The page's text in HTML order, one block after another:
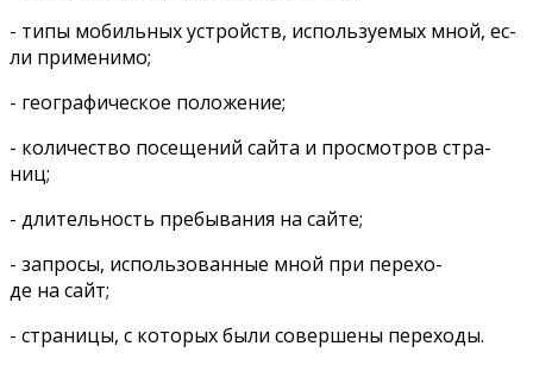
- ти­пы мо­биль­ных устройств, ис­поль­зу­е­мых мной, ес­
ли при­ме­ни­мо;
- гео­гра­фи­че­ское по­ло­же­ние;
- ко­ли­че­ство по­се­ще­ний сай­та и про­смот­ров стра­
ниц;
- дли­тель­ность пре­бы­ва­ния на сай­те;
- за­про­сы, ис­поль­зо­ван­ные мной при пе­ре­хо­
де на сайт;
- стра­ни­цы, с ко­то­рых бы­ли со­вер­ше­ны пе­ре­хо­ды.